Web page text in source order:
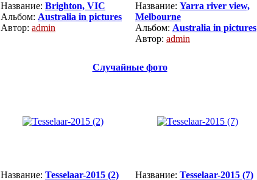
Название: Brighton, VIC
Альбом: Australia in pictures
Автор: admin
Название: Yarra river view,
Melbourne
Альбом: Australia in pictures
Автор: admin
Случайные фото
Название: Tesselaar-2015 (2)
Название: Tesselaar-2015 (7)